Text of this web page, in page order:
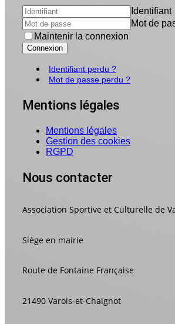
Identifiant
Mot de
Maintenir la connexion
Connexion
Identifiant perdu ?
Mot de passe perdu ?
Mentions légales
Mentions légales
Gestion des cookies
RGPD
Nous contacter
Association Sportive et Culturelle de
Siège en mairie
Route de Fontaine Française
21490 Varois-et-Chaignot